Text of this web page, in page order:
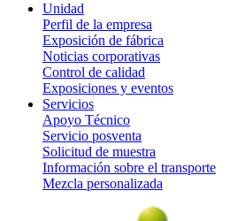
Unidad
Perfil de la empresa
Exposición de fábrica
Noticias corporativas
Control de calidad
Exposiciones y eventos
Servicios
Apoyo Técnico
Servicio posventa
Solicitud de muestra
Información sobre el transporte
Mezcla personalizada